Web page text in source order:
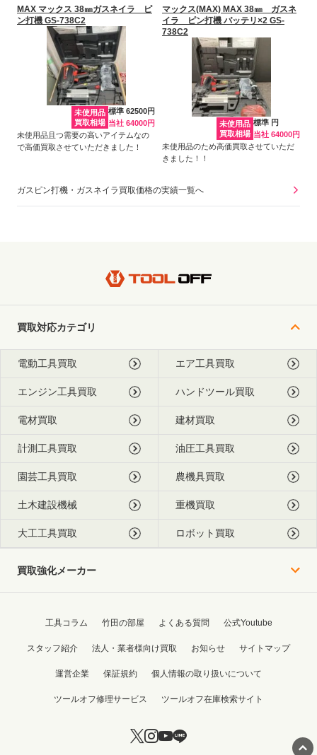
MAX マックス 38㎜ガスネイラ ピ
ン打機 GS-738C2
未使用品
買取相場
標準 62500円
当社 64000円
未使用品且つ需要の高いアイテムなの
で高価買取させていただきました！
マックス(MAX) MAX 38㎜ ガスネ
イラ ピン打機 バッテリ×2 GS-
738C2
未使用品
買取相場
標準 円
当社 64000円
未使用品のため高価買取させていただ
きました！！
ガスピン打機・ガスネイラ買取価格の実績一覧へ
買取対応カテゴリ
電動工具買取 エア工具買取
エンジン工具買取 ハンドツール買取
電材買取 建材買取
計測工具買取 油圧工具買取
園芸工具買取 農機具買取
土木建設機械 重機買取
大工工具買取 ロボット買取
買取強化メーカー
工具コラム 竹田の部屋 よくある質問 公式Youtube
スタッフ紹介 法人・業者様向け買取 お知らせ サイトマップ
運営企業 保証規約 個人情報の取り扱いについて
ツールオフ修理サービス ツールオフ在庫検索サイト